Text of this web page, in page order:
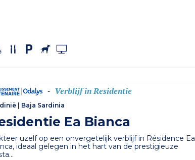
- Verblijf in Residentie
Baja Sardinia
Ea Bianca
uzelf op een onvergetelijk verblijf in Résidence Ea
ideaal gelegen in het hart van de prestigieuze